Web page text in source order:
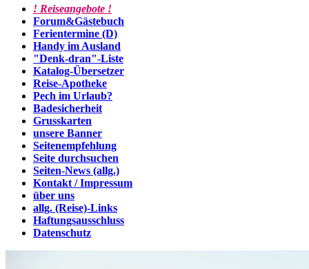
! Reiseangebote !
Forum&Gästebuch
Ferientermine (D)
Handy im Ausland
"Denk-dran"-Liste
Katalog-Übersetzer
Reise-Apotheke
Pech im Urlaub?
Badesicherheit
Grusskarten
unsere Banner
Seitenempfehlung
Seite durchsuchen
Seiten-News (allg.)
Kontakt / Impressum
über uns
allg. (Reise)-Links
Haftungsausschluss
Datenschutz